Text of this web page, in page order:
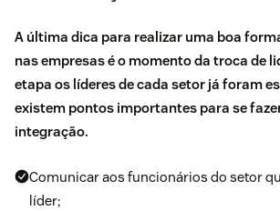
A última dica para realizar uma boa
nas empresas é o momento da troca de
etapa os líderes de cada setor já foram
existem pontos importantes para se
integração.
Comunicar aos funcionários do setor
líder;